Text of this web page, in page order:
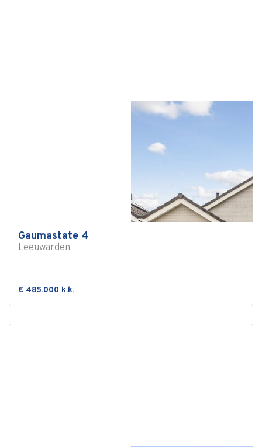
Gaumastate 4
Leeuwarden
€ 485.000 k.k.